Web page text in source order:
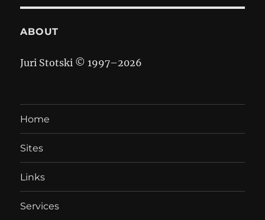
ABOUT
Juri Stotski © 1997–2026
Home
Sites
Links
Services